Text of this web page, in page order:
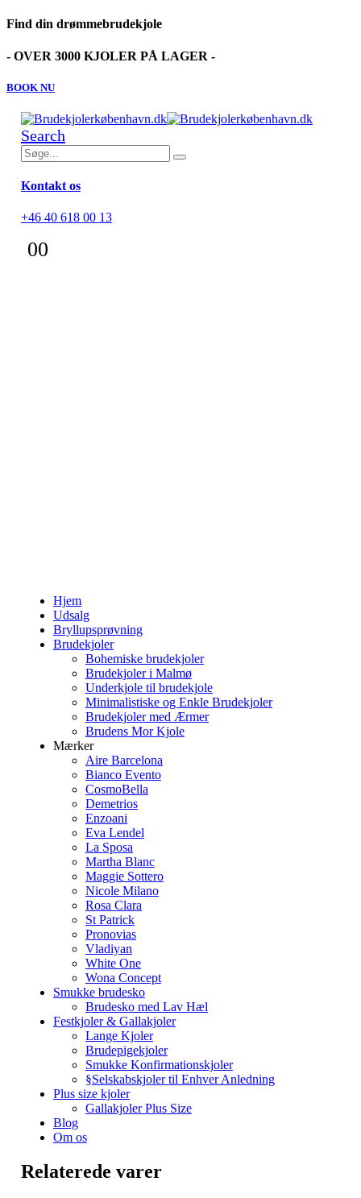
Find din drømmebrudekjole
- OVER 3000 KJOLER PÅ LAGER -
BOOK NU
Search
Kontakt os
+46 40 618 00 13
00
Hjem
Udsalg
Bryllupsprøvning
Brudekjoler
Bohemiske brudekjoler
Brudekjoler i Malmø
Underkjole til brudekjole
Minimalistiske og Enkle Brudekjoler
Brudekjoler med Ærmer
Brudens Mor Kjole
Mærker
Aire Barcelona
Bianco Evento
CosmoBella
Demetrios
Enzoani
Eva Lendel
La Sposa
Martha Blanc
Maggie Sottero
Nicole Milano
Rosa Clara
St Patrick
Pronovias
Vladiyan
White One
Wona Concept
Smukke brudesko
Brudesko med Lav Hæl
Festkjoler & Gallakjoler
Lange Kjoler
Brudepigekjoler
Smukke Konfirmationskjoler
§Selskabskjoler til Enhver Anledning
Plus size kjoler
Gallakjoler Plus Size
Blog
Om os
Relaterede varer